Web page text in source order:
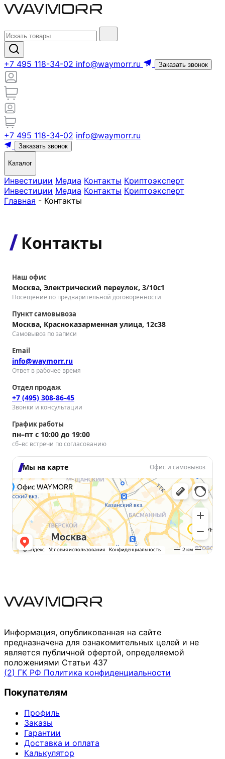
+7 495 118-34-02 info@waymorr.ru Заказать звонок
+7 495 118-34-02 info@waymorr.ru
Заказать звонок
Каталог
Инвестиции Медиа Контакты Криптоэксперт
Инвестиции Медиа Контакты Криптоэксперт
Главная - Контакты
Контакты
Наш офис
Москва, Электрический переулок, 3/10с1
Посещение по предварительной договорённости
Пункт самовывоза
Москва, Красноказарменная улица, 12с38
Самовывоз по записи
Email
info@waymorr.ru
Ответ в рабочее время
Отдел продаж
+7 (495) 308-86-45
Звонки и консультации
График работы
пн–пт с 10:00 до 19:00
сб–вс встречи по согласованию
Мы на карте Офис и самовывоз
Информация, опубликованная на сайте
предназначена для ознакомительных целей и не
является публичной офертой, определяемой
положениями Статьи 437
(2) ГК РФ Политика конфиденциальности
Покупателям
Профиль
Заказы
Гарантии
Доставка и оплата
Калькулятор